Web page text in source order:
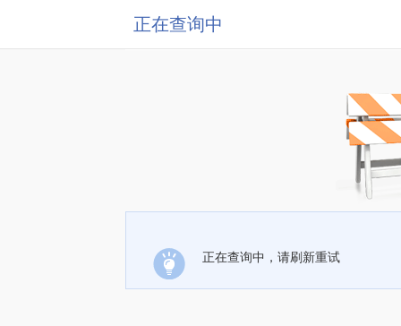
正在查询中
正在查询中，请刷新重试